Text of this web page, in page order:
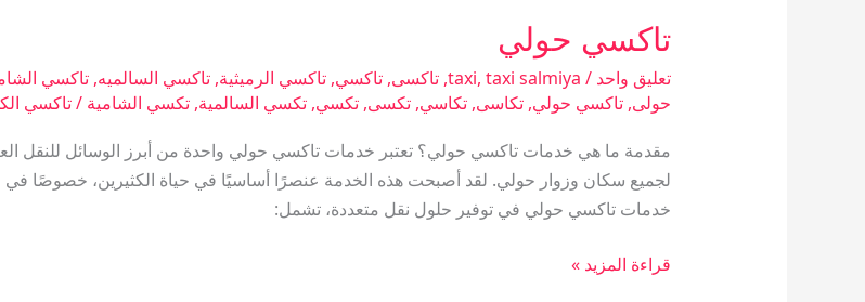
تاكسي حولي
تعليق واحد /
taxi,taxi salmiya
, تاكسى, تاكسي, تاكسي الرميثية, تاكسي السالميه, تاكسي
حولى, تاكسي حولي, تكاسى, تكاسي, تكسى, تكسي, تكسي السالمية, تكسي الشامية /تاكسي
مقدمة ما هي خدمات تاكسي حولي؟ تعتبر خدمات تاكسي حولي واحدة من أبرز الوسائل للنقل
لجميع سكان وزوار حولي. لقد أصبحت هذه الخدمة عنصرًا أساسيًا في حياة الكثيرين، خصوصًا
خدمات تاكسي حولي في توفير حلول نقل متعددة، تشمل:
تاكسي
قراءة المزيد »